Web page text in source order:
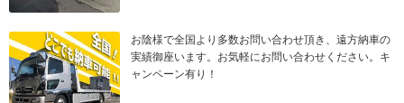
お陰様で全国より多数お問い合わせ頂き、遠方納車の
実績御座います。お気軽にお問い合わせください。キ
ャンペーン有り！